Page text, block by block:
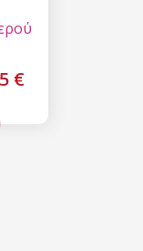
€